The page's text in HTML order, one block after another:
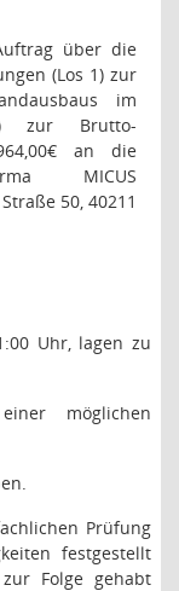
über die
(Los 1) zur
im
zur Brutto-
an die
MICUS
50, 40211
Uhr, lagen zu
möglichen
Prüfung
festgestellt
Folge gehabt